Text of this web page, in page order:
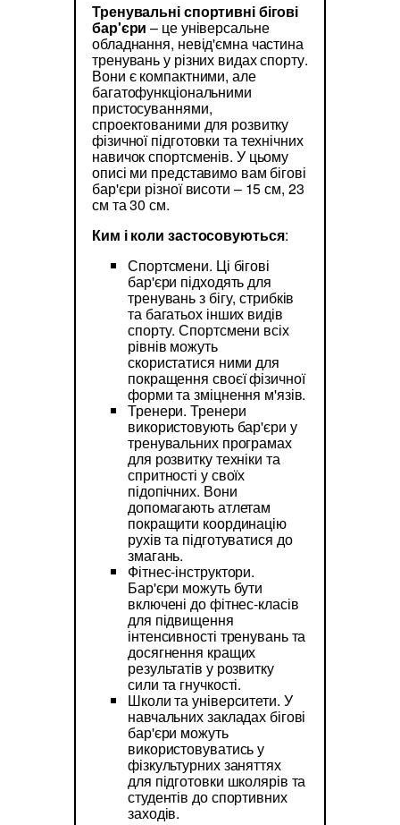
Тренувальні спортивні бігові
бар'єри – це універсальне
обладнання, невід'ємна частина
тренувань у різних видах спорту.
Вони є компактними, але
багатофункціональними
пристосуваннями,
спроектованими для розвитку
фізичної підготовки та технічних
навичок спортсменів. У цьому
описі ми представимо вам бігові
бар'єри різної висоти – 15 см, 23
см та 30 см.
Ким і коли застосовуються:
Спортсмени. Ці бігові
бар'єри підходять для
тренувань з бігу, стрибків
та багатьох інших видів
спорту. Спортсмени всіх
рівнів можуть
скористатися ними для
покращення своєї фізичної
форми та зміцнення м'язів.
Тренери. Тренери
використовують бар'єри у
тренувальних програмах
для розвитку техніки та
спритності у своїх
підопічних. Вони
допомагають атлетам
покращити координацію
рухів та підготуватися до
змагань.
Фітнес-інструктори.
Бар'єри можуть бути
включені до фітнес-класів
для підвищення
інтенсивності тренувань та
досягнення кращих
результатів у розвитку
сили та гнучкості.
Школи та університети. У
навчальних закладах бігові
бар'єри можуть
використовуватись у
фізкультурних заняттях
для підготовки школярів та
студентів до спортивних
заходів.